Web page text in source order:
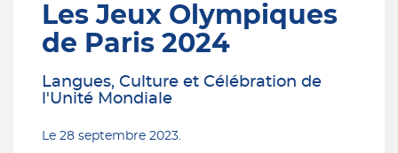
Les Jeux Olympiques
de Paris 2024
Langues, Culture et Célébration de
l'Unité Mondiale
Le 28 septembre 2023.